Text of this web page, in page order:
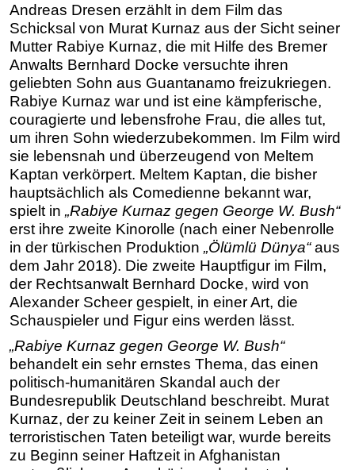
Andreas Dresen erzählt in dem Film das
Schicksal von Murat Kurnaz aus der Sicht seiner
Mutter Rabiye Kurnaz, die mit Hilfe des Bremer
Anwalts Bernhard Docke versuchte ihren
geliebten Sohn aus Guantanamo freizukriegen.
Rabiye Kurnaz war und ist eine kämpferische,
couragierte und lebensfrohe Frau, die alles tut,
um ihren Sohn wiederzubekommen. Im Film wird
sie lebensnah und überzeugend von Meltem
Kaptan verkörpert. Meltem Kaptan, die bisher
hauptsächlich als Comedienne bekannt war,
spielt in „Rabiye Kurnaz gegen George W. Bush“
erst ihre zweite Kinorolle (nach einer Nebenrolle
in der türkischen Produktion „Ölümlü Dünya“aus
dem Jahr 2018). Die zweite Hauptfigur im Film,
der Rechtsanwalt Bernhard Docke, wird von
Alexander Scheer gespielt, in einer Art, die
Schauspieler und Figur eins werden lässt.
„Rabiye Kurnaz gegen George W. Bush“
behandelt ein sehr ernstes Thema, das einen
politisch-humanitären Skandal auch der
Bundesrepublik Deutschland beschreibt. Murat
Kurnaz, der zu keiner Zeit in seinem Leben an
terroristischen Taten beteiligt war, wurde bereits
zu Beginn seiner Haftzeit in Afghanistan